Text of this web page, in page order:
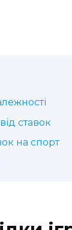
ставок
на спорт